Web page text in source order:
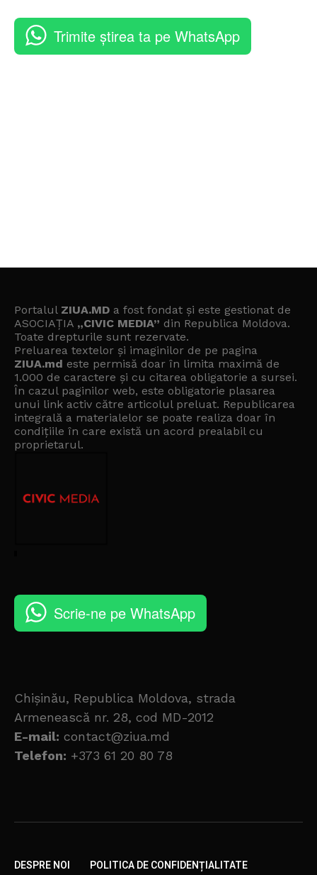
Trimite știrea ta pe WhatsApp
Portalul ZIUA.MD a fost fondat și este gestionat de
ASOCIAȚIA „CIVIC MEDIA” din Republica Moldova.
Toate drepturile sunt rezervate.
Preluarea textelor și imaginilor de pe pagina
ZIUA.md este permisă doar în limita maximă de
1.000 de caractere și cu citarea obligatorie a sursei.
În cazul paginilor web, este obligatorie plasarea
unui link activ către articolul preluat. Republicarea
integrală a materialelor se poate realiza doar în
condițiile în care există un acord prealabil cu
proprietarul.
Scrie-ne pe WhatsApp
Chișinău, Republica Moldova, strada
Armenească nr. 28, cod MD-2012
E-mail: contact@ziua.md
Telefon: +373 61 20 80 78
DESPRE NOI POLITICA DE CONFIDENȚIALITATE